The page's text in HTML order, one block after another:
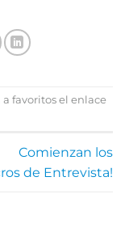
a favoritos el enlace
Comienzan los
de Entrevista!